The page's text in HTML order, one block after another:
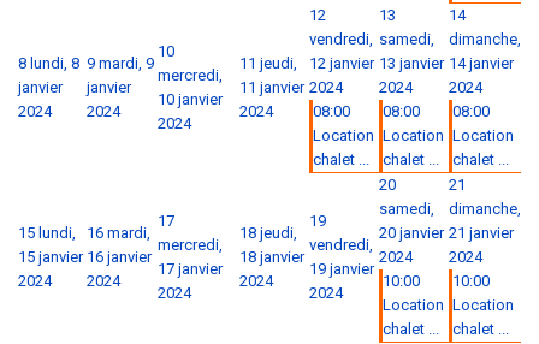
8 lundi, 8
janvier
2024
9 mardi, 9
janvier
2024
10
mercredi,
10 janvier
2024
11 jeudi,
11 janvier
2024
12
vendredi,
12 janvier
2024
08:00
Location
chalet ...
13
samedi,
13 janvier
2024
08:00
Location
chalet ...
14
dimanche,
14 janvier
2024
08:00
Location
chalet ...
15 lundi,
15 janvier
2024
16 mardi,
16 janvier
2024
17
mercredi,
17 janvier
2024
18 jeudi,
18 janvier
2024
19
vendredi,
19 janvier
2024
20
samedi,
20 janvier
2024
10:00
Location
chalet ...
21
dimanche,
21 janvier
2024
10:00
Location
chalet ...